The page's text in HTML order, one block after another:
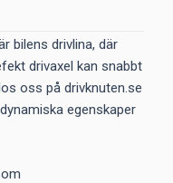
bilens drivlina, där
drivaxel kan snabbt
oss på drivknuten.se
egenskaper